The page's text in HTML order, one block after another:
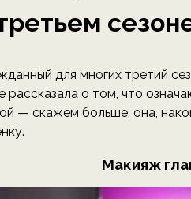
для многих третий
рассказала о том, что
— скажем больше, она,
Макияж